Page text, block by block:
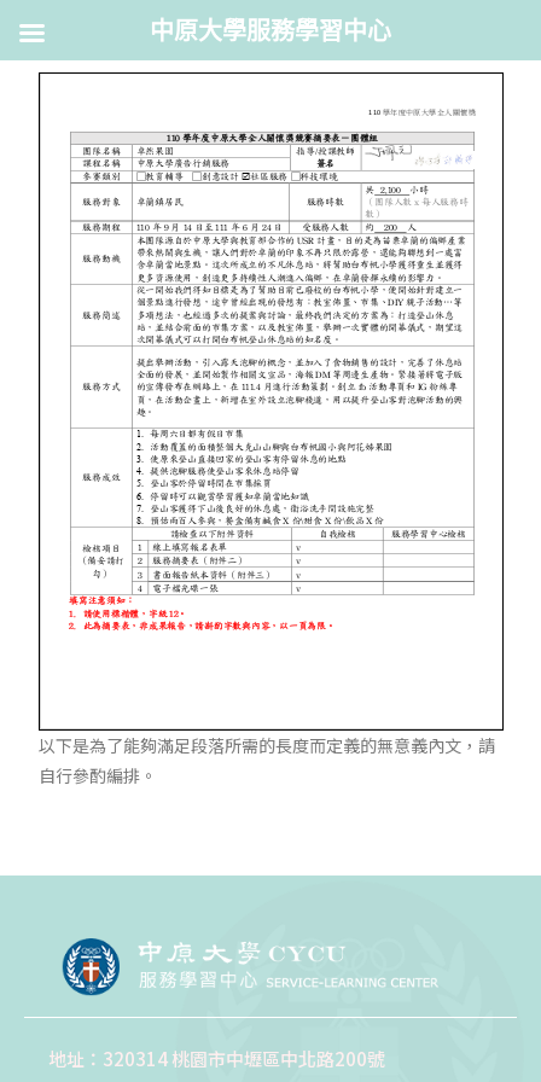
以下是為了能夠滿足段落所需的長度而定義的無意義內文，請
自行參酌編排。
地址：320314 桃園市中壢區中北路200號
中原大學服務學習中心